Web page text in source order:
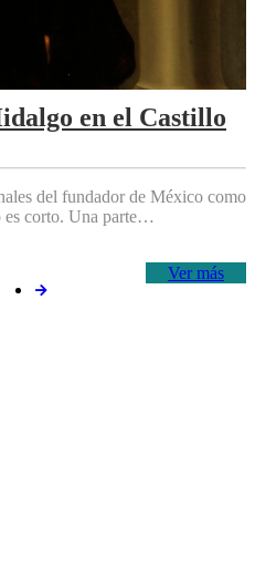
en el Castillo
del fundador de México como
es corto. Una parte…
Ver más